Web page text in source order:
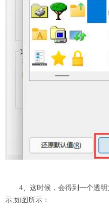
4、这时候，会得到一个透明
示;如图所示：